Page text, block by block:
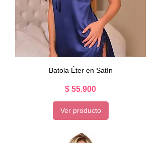
Batola Éter en Satín
Precio
$ 55.900
Ver producto